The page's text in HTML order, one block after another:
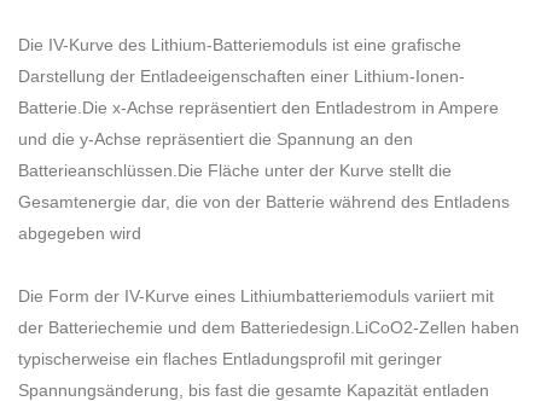
Die IV-Kurve des Lithium-Batteriemoduls ist eine grafische
Darstellung der Entladeeigenschaften einer Lithium-Ionen-
Batterie.Die x-Achse repräsentiert den Entladestrom in Ampere
und die y-Achse repräsentiert die Spannung an den
Batterieanschlüssen.Die Fläche unter der Kurve stellt die
Gesamtenergie dar, die von der Batterie während des Entladens
abgegeben wird
Die Form der IV-Kurve eines Lithiumbatteriemoduls variiert mit
der Batteriechemie und dem Batteriedesign.LiCoO2-Zellen haben
typischerweise ein flaches Entladungsprofil mit geringer
Spannungsänderung, bis fast die gesamte Kapazität entladen